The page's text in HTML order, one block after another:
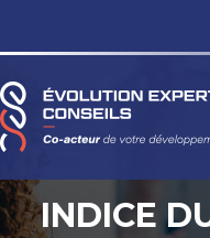
Aller
au
INDICE